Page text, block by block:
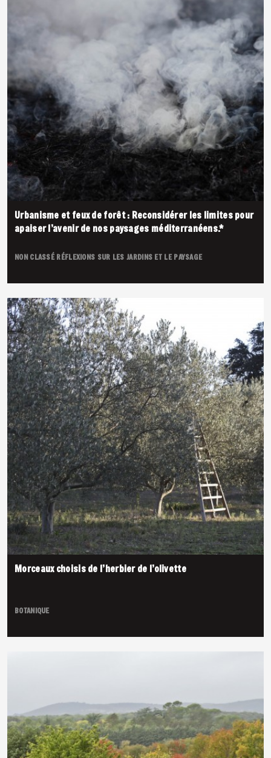
Urbanisme et feux de forêt : Reconsidérer les limites pour
apaiser l’avenir de nos paysages méditerranéens.*
NON CLASSÉRÉFLEXIONS SUR LES JARDINS ET LE PAYSAGE
Morceaux choisis de l’herbier de l’olivette
BOTANIQUE